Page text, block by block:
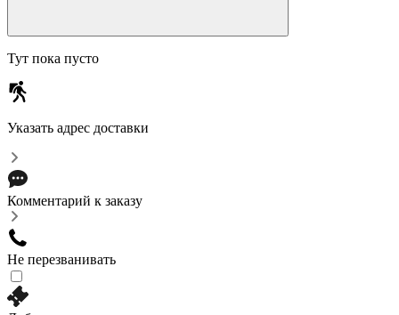
Тут пока пусто
Указать адрес доставки
Комментарий к заказу
Не перезванивать